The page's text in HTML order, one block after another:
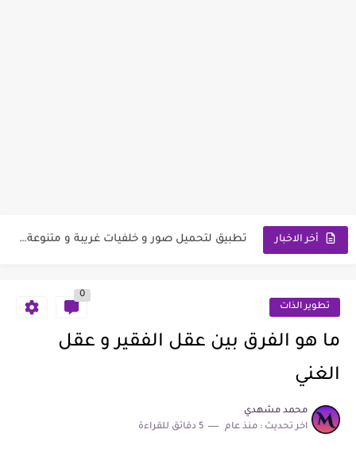
أخر الاخبار تطبيق لتحميل صور و خلفيات غريبة و متنوعة عالية الدقة...
تطبيق لانشر XOS لتغيير واجهة الشاشة في هاتفك مع ميزات... تطوير الذات
0
ما هو الفرق بين عقل الفقير و عقل
الغني
محمد مشهدي
اخر تحديث : منذ عام 5 دقائق للقراءة